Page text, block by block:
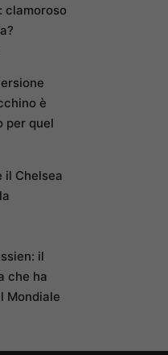
clamoroso
è
per quel
il Chelsea
il
che ha
Mondiale